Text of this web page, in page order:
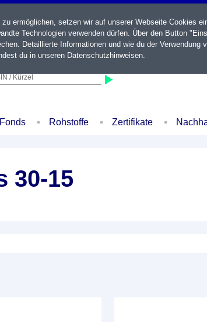
/ Kürzel
Fonds Rohstoffe Zertifikate
30-15
ermöglichen, setzen wir auf unserer Webseite Cookies
Technologien verwenden dürfen. Über den Button
Detaillierte Informationen und wie du der Verwendung
du in unseren Datenschutzhinweisen.